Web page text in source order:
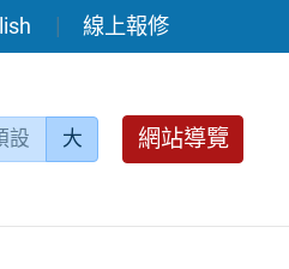
線上報修
設 大 網站導覽